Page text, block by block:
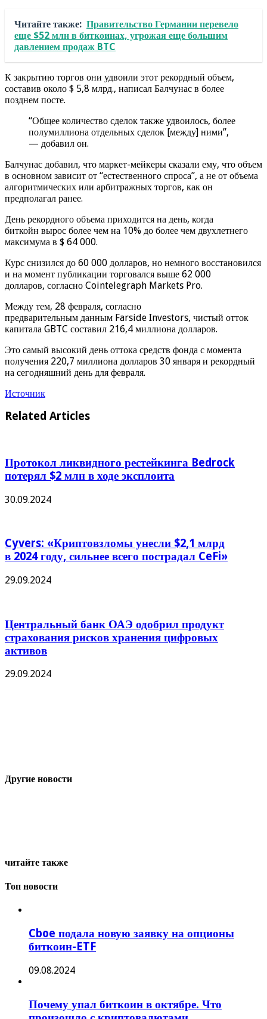
Читайте также: Правительство Германии перевело
еще $52 млн в биткоинах, угрожая еще большим
давлением продаж BTC
К закрытию торгов они удвоили этот рекордный объем,
составив около $ 5,8 млрд., написал Балчунас в более
позднем посте.
“Общее количество сделок также удвоилось, более
полумиллиона отдельных сделок [между] ними”,
— добавил он.
Балчунас добавил, что маркет-мейкеры сказали ему, что объем
в основном зависит от “естественного спроса”, а не от объема
алгоритмических или арбитражных торгов, как он
предполагал ранее.
День рекордного объема приходится на день, когда
биткойн вырос более чем на 10% до более чем двухлетнего
максимума в $ 64 000.
Курс снизился до 60 000 долларов, но немного восстановился
и на момент публикации торговался выше 62 000
долларов, согласно Cointelegraph Markets Pro.
Между тем, 28 февраля, согласно
предварительным данным Farside Investors, чистый отток
капитала GBTC составил 216,4 миллиона долларов.
Это самый высокий день оттока средств фонда с момента
получения 220,7 миллиона долларов 30 января и рекордный
на сегодняшний день для февраля.
Источник
Related Articles
Протокол ликвидного рестейкинга Bedrock
потерял $2 млн в ходе эксплоита
30.09.2024
Cyvers: «Криптовзломы унесли $2,1 млрд
в 2024 году, сильнее всего пострадал CeFi»
29.09.2024
Центральный банк ОАЭ одобрил продукт
страхования рисков хранения цифровых
активов
29.09.2024
Другие новости
читайте также
Топ новости
Cboe подала новую заявку на опционы
биткоин-ETF
09.08.2024
Почему упал биткоин в октябре. Что